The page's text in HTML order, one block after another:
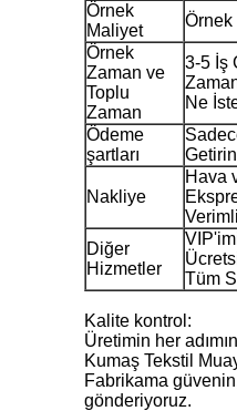
Örnek
Maliyet
Örnek
Örnek
Zaman ve
Toplu
Zaman
3-5 İş
Ne
Ödeme
şartları
Nakliye
Hava
Diğer
Hizmetler
Tüm
Kalite kontrol:
Üretimin her
Kumaş Tekstil
Fabrikama
gönderiyoruz.